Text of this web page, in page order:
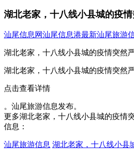
湖北老家，十八线小县城的疫
汕尾信息网汕尾信息港最新汕尾旅游
湖北老家，十八线小县城的疫情突然
湖北老家，十八线小县城的疫情突然
点击查看详情
。汕尾旅游信息发布。
更多湖北老家，十八线小县城的疫情
信息：
汕尾旅游信息 湖北老家，十八线小县